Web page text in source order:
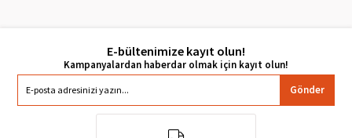
E-bültenimize kayıt olun!
Gönder